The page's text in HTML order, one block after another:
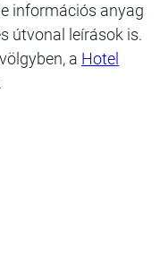
információs anyag
útvonal leírások is.
a Hotel